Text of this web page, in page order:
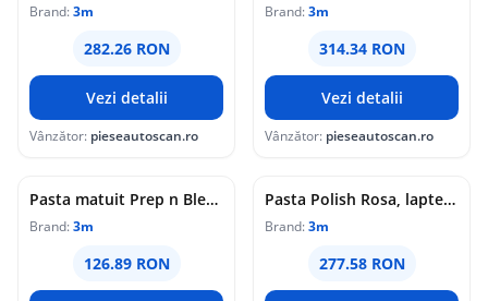
Brand:3m
282.26 RON
Vezi detalii
Vânzător: pieseautoscan.ro
Brand:3m
314.34 RON
Vezi detalii
Vânzător: pieseautoscan.ro
Pasta matuit Prep n Blend 09308 3M stare agregare: pasta, 500g
Brand:3m
126.89 RON
Pasta Polish Rosa, lapte, 1000ml (ceara de protectie cu luciu)
Brand:3m
277.58 RON